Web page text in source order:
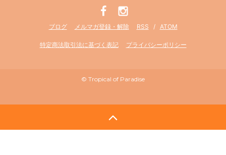
ブログ メルマガ登録・解除 RSS / ATOM
特定商法取引法に基づく表記 プライバシーポリシー
© Tropical of Paradise